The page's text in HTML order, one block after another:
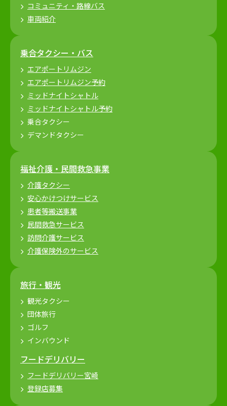
コミュニティ・路線バス
車両紹介
乗合タクシー・バス
エアポートリムジン
エアポートリムジン予約
ミッドナイトシャトル
ミッドナイトシャトル予約
乗合タクシー
デマンドタクシー
福祉介護・民間救急事業
介護タクシー
安心かけつけサービス
患者等搬送事業
民間救急サービス
訪問介護サービス
介護保険外のサービス
旅行・観光
観光タクシー
団体旅行
ゴルフ
インバウンド
フードデリバリー
フードデリバリー宮崎
登録店募集